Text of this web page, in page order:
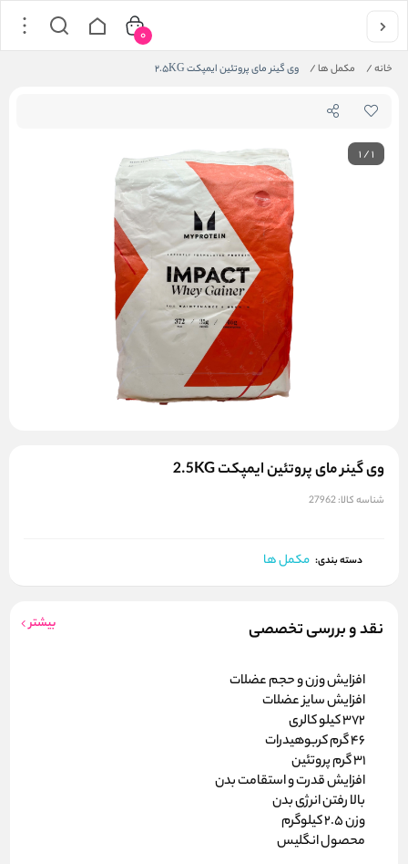
خانه/ مکمل ها/ وی گینر مای پروتئین ایمپکت 2.5KG
0
1/1
وی گینر مای پروتئین ایمپکت 2.5KG
شناسه کالا:27962
دسته بندی: مکمل ها
نقد و بررسی تخصصی بیشتر
افزایش وزن و حجم عضلات
افزایش سایز عضلات
372 کیلو کالری
46 گرم کربوهیدرات
31 گرم پروتئین
افزایش قدرت و استقامت بدن
بالا رفتن انرژی بدن
وزن 2.5 کیلوگرم
محصول انگلیس